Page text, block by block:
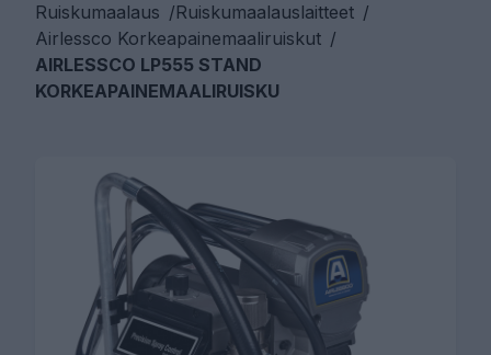
Ruiskumaalaus /Ruiskumaalauslaitteet /
Airlessco Korkeapainemaaliruiskut /
AIRLESSCO LP555 STAND
KORKEAPAINEMAALIRUISKU